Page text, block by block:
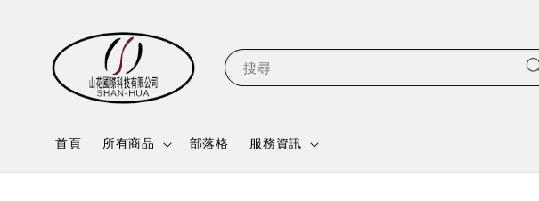
搜尋
首頁 所有商品 部落格 服務資訊